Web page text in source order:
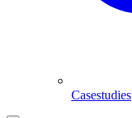
Casestudies